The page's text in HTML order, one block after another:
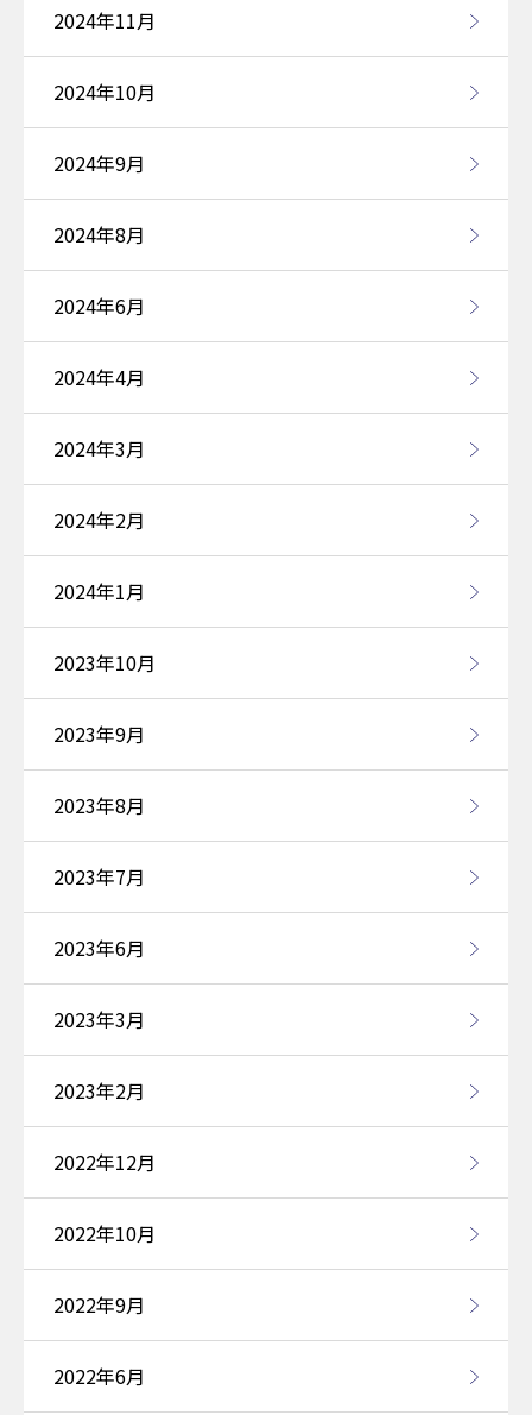
2024年11月
2024年10月
2024年9月
2024年8月
2024年6月
2024年4月
2024年3月
2024年2月
2024年1月
2023年10月
2023年9月
2023年8月
2023年7月
2023年6月
2023年3月
2023年2月
2022年12月
2022年10月
2022年9月
2022年6月